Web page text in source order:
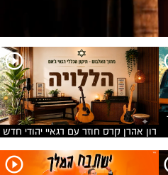
רון אהרן קרס חוזר עם רגאיי יהודי חדש